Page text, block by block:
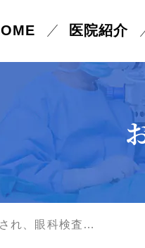
医院紹介
いと
方へ
翼状片手術
れ、眼科検査…